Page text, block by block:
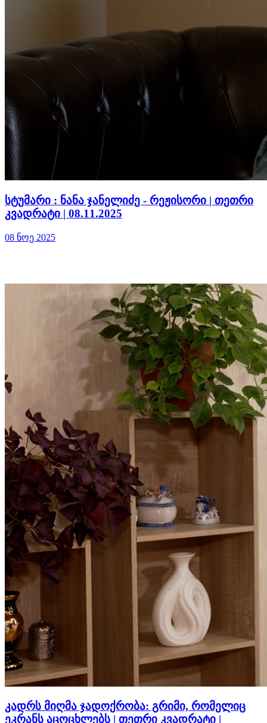
სტუმარი : ნანა ჯანელიძე - რეჟისორი | თეთრი
კვადრატი | 08.11.2025
08 ნოე 2025
კადრს მიღმა ჯადოქრობა: გრიმი, რომელიც
ეკრანს აცოცხლებს | თეთრი კვადრატი |